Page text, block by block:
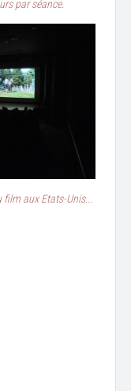
par séance.
film aux Etats-Unis...